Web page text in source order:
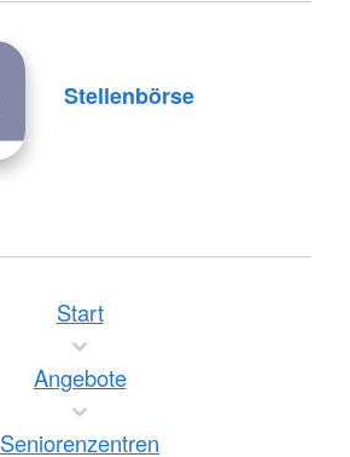
Stellenbörse
Start
Angebote
Seniorenzentren